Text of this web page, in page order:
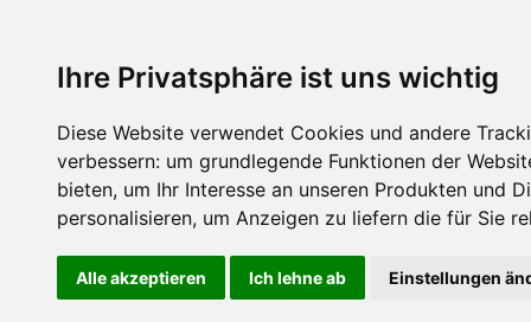
Ihre Privatsphäre ist uns wichtig
Diese Website verwendet Cookies und andere
verbessern: um grundlegende Funktionen der
bieten, um Ihr Interesse an unseren Produkten und
personalisieren, um Anzeigen zu liefern die für Sie
Alle akzeptieren Ich lehne ab Einstellungen